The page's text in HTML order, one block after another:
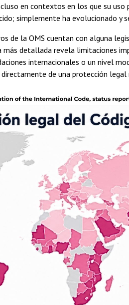
en contextos en los que su uso
simplemente ha evolucionado y
de la OMS cuentan con alguna
más detallada revela limitaciones
internacionales o un nivel
de una protección legal